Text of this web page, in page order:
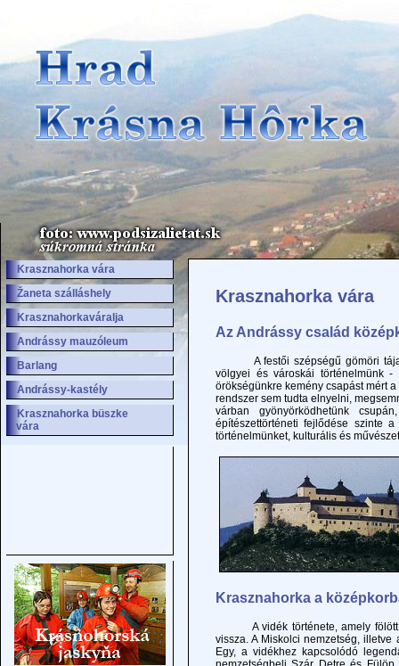
Krasznahorka vára
Žaneta szálláshely
Krasznahorkaváralja
Andrássy mauzóleum
Barlang
Andrássy-kastély
Krasznahorka büszke
vára
Krasznahorka vára
Az Andrássy család
A festői szépségű gömöri tájat
völgyei és városkái történelmünk
örökségünkre kemény csapást mért
rendszer sem tudta elnyelni,
várban gyönyörködhetünk
építészettörténeti fejlődése szinte
történelmünket, kulturális és
Krasznahorka a
A vidék története, amely fölött
vissza. A Miskolci nemzetség,
Egy, a vidékhez kapcsolódó